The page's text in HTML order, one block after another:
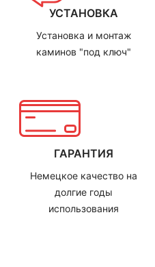
УСТАНОВКА
Установка и монтаж
каминов "под ключ"
ГАРАНТИЯ
Немецкое качество на
долгие годы
использования